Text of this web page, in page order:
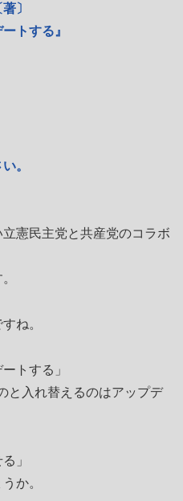
〕
トする』
。
憲民主党と共産党のコラボ
ね。
トする」
と入れ替えるのはアップデ
」
か。